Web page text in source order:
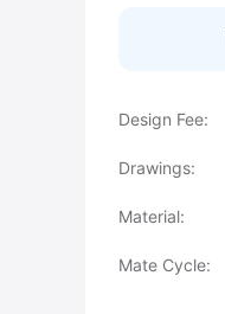
Design Fee:
Drawings:
Material:
Mate Cycle: